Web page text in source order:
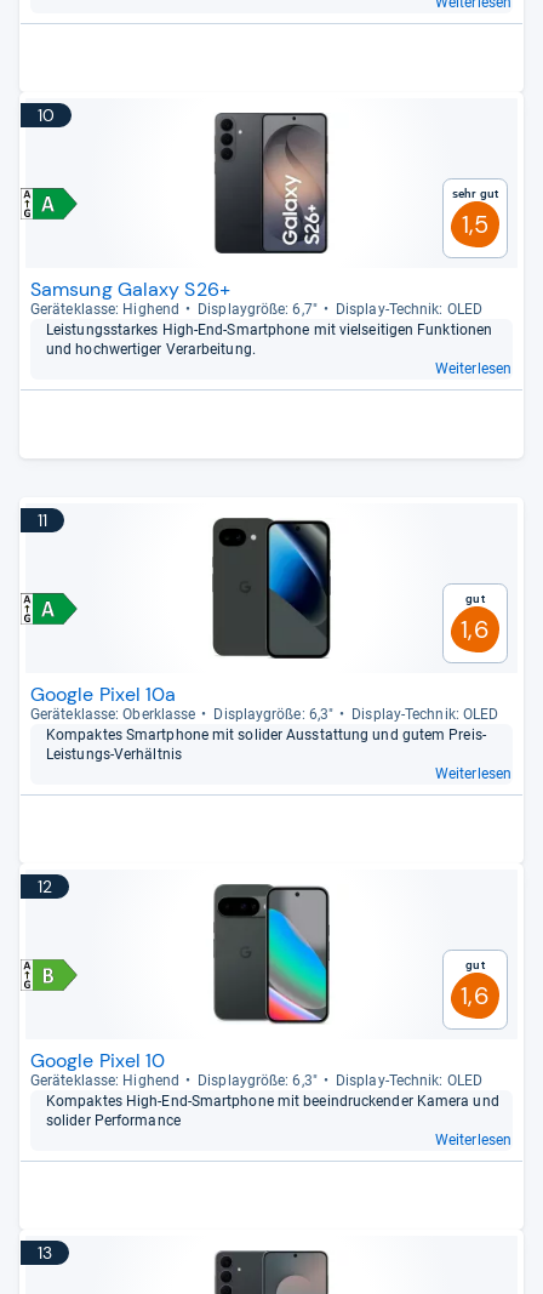
10
Sehr gut
1,5
Samsung Galaxy S26+
Gerä­te­klasse: Hig­hend Dis­play­größe: 6,7"
Dis­play-​Tech­nik: OLED
Leis­tungs­star­kes High-​End-​Smart­phone mit viel­sei­ti­gen Funk­tio­nen
und hoch­wer­ti­ger Ver­ar­bei­tung.
Weiterlesen
11
Gut
1,6
Google Pixel 10a
Gerä­te­klasse: Ober­klasse Dis­play­größe: 6,3"
Dis­play-​Tech­nik: OLED
Kom­pak­tes Smart­phone mit soli­der Aus­stat­tung und gutem Preis-​
Leis­tungs-​Ver­hält­nis
Weiterlesen
12
Gut
1,6
Google Pixel 10
Gerä­te­klasse: Hig­hend Dis­play­größe: 6,3"
Dis­play-​Tech­nik: OLED
Kom­pak­tes High-​End-​Smart­phone mit beein­dru­cken­der Kamera und
soli­der Per­for­mance
Weiterlesen
13